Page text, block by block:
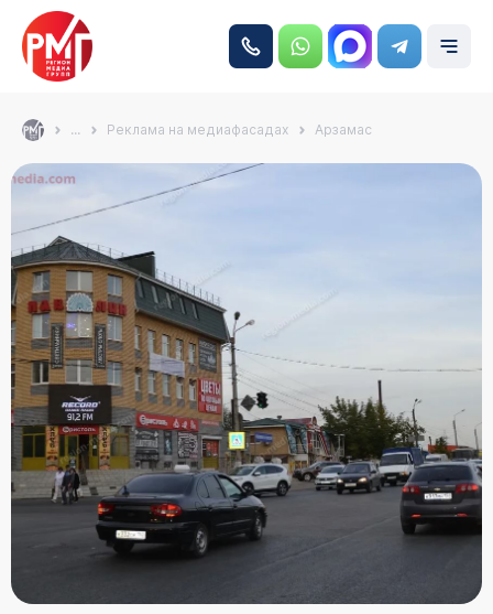
... Реклама на медиафасадах Арзамас